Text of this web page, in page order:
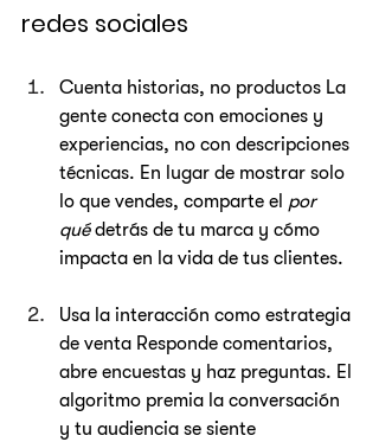
redes sociales
Cuenta historias, no productos La
gente conecta con emociones y
experiencias, no con descripciones
técnicas. En lugar de mostrar solo
lo que vendes, comparte el por
qué detrás de tu marca y cómo
impacta en la vida de tus clientes.
Usa la interacción como estrategia
de venta Responde comentarios,
abre encuestas y haz preguntas. El
algoritmo premia la conversación
y tu audiencia se siente